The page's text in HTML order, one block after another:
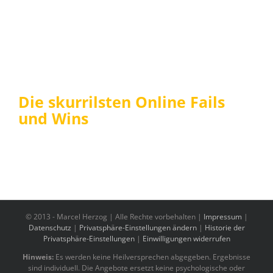
Die skurrilsten Online Fails
und Wins
© 2013 - Marcel Herzog | Alle Rechte vorbehalten | Impressum |
Datenschutz | Privatsphäre-Einstellungen ändern| Historie der
Privatsphäre-Einstellungen| Einwilligungen widerrufen
Hinweis: Es werden keine Heilversprechen abgegeben. Ergebnisse
sind individuell. Die Angebote ersetzt keine psychologische oder